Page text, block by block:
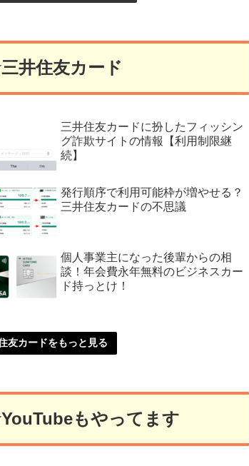
井住友カード
三井住友カードに扮したフィッシン
グ詐欺サイトの情報【利用制限継
続】
発行順序で利用可能枠が増やせる？
三井住友カードの不思議
個人事業主になった後輩からの相
談！年会費永年無料のビジネスカー
ド持っとけ！
友カードをもっと見る
もやってます